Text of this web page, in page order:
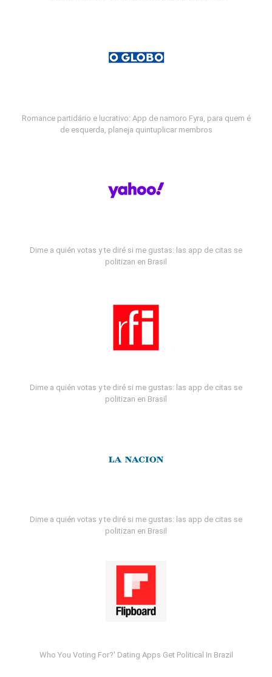
Romance partidário e lucrativo: App de namoro Fyra, para quem é
de esquerda, planeja quintuplicar membros
Dime a quién votas y te diré si me gustas: las app de citas se
politizan en Brasil
Dime a quién votas y te diré si me gustas: las app de citas se
politizan en Brasil
Dime a quién votas y te diré si me gustas: las app de citas se
politizan en Brasil
Who You Voting For?' Dating Apps Get Political In Brazil